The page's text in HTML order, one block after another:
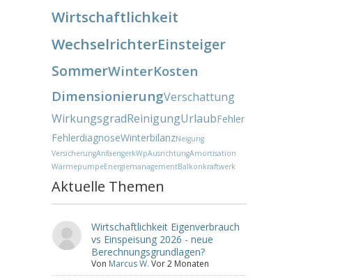
Wirtschaftlichkeit
WechselrichterEinsteiger
SommerWinterKosten
DimensionierungVerschattung
WirkungsgradReinigungUrlaubFehler
FehlerdiagnoseWinterbilanzNeigung
VersicherungAnfaengerkWpAusrichtungAmortisation
WärmepumpeEnergiemanagementBalkonkraftwerk
Aktuelle Themen
Wirtschaftlichkeit Eigenverbrauch
vs Einspeisung 2026 - neue
Berechnungsgrundlagen?
Von Marcus W. Vor 2 Monaten